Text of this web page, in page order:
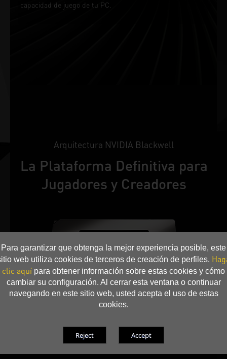
Para garantizar que obtenga la mejor experiencia posible, este
web utiliza cookies de terceros de creación de perfiles.
clic aquí para obtener información sobre estas cookies y cómo
cambiar su configuración. Al cerrar esta ventana o continuar
navegando en este sitio web, usted acepta el uso de estas
cookies.
capacidad de juego de tu PC.
Arquitectura NVIDIA Blackwell
La Plataforma Definitiva para
Jugadores y Creadores